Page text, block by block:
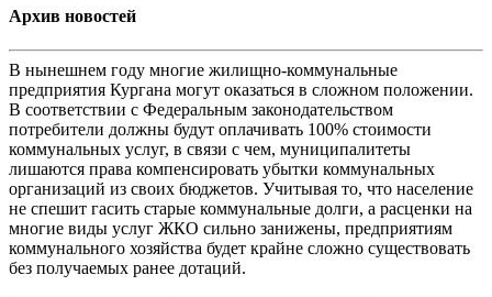
Архив новостей
В нынешнем году многие жилищно-коммунальные
предприятия Кургана могут оказаться в сложном положении.
В соответствии с Федеральным законодательством
потребители должны будут оплачивать 100% стоимости
коммунальных услуг, в связи с чем, муниципалитеты
лишаются права компенсировать убытки коммунальных
организаций из своих бюджетов. Учитывая то, что население
не спешит гасить старые коммунальные долги, а расценки на
многие виды услуг ЖКО сильно занижены, предприятиям
коммунального хозяйства будет крайне сложно существовать
без получаемых ранее дотаций.